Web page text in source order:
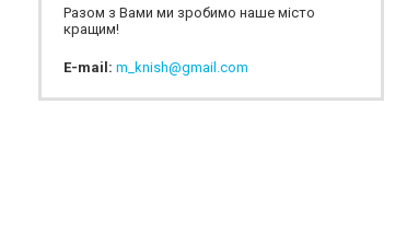
Разом з Вами ми зробимо наше місто
кращим!
E-mail: m_knish@gmail.com